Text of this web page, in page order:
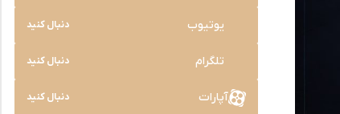
یوتیوب دنبال کنید
تلگرام دنبال کنید
آپارات دنبال کنید